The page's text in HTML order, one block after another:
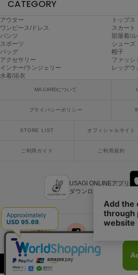
NOWNS
ナウンス
null.
ヌル
オニツカ タイガー
ORGUE
PATRICK
パトリック
Philly chocolate
フィリーチョコレート
CATEGORY
アウター
トップス
ワンピース/ドレス
スカート
パンツ
部屋着/
スポーツ
シューズ
バッグ
帽子
アクセサリー
ファッシ
インナー/ランジェリー
レッグウ
水着/浴衣
MA CARDについて
プライバシーポリシー
STORE LIST オフィシャルサイト
ご利用ガイド ご利用規約
USAGI ONLINEアプリ
ダウンロードはこちら
x facebook
Copyright © 2018 Usagi Online